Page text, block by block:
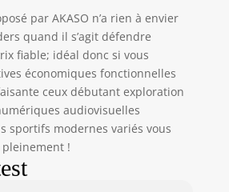
signal WiFi peut
atteindre jusqu'à
10 mètres. 【Durée
de vie de la
Batterie
Améliorée】 La
caméra d'action
AKASO EK7000 est
par AKASO n’a rien à envier
quand il s’agit défendre
fiable; idéal donc si vous
économiques fonctionnelles
ceux débutant exploration
audiovisuelles
sportifs modernes variés vous
!